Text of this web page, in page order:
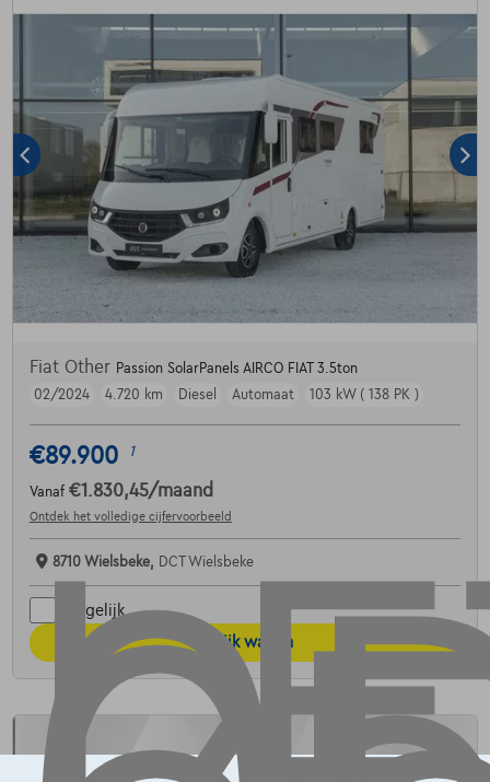
Fiat Other Passion SolarPanels AIRCO FIAT 3.5ton
02/2024
4.720 km Diesel Automaat 103 kW ( 138 PK )
€89.900 1
Vanaf €1.830,45/maand
Ontdek het volledige cijfervoorbeeld
8710 Wielsbeke, DCT Wielsbeke
Vergelijk
Bekijk wagen